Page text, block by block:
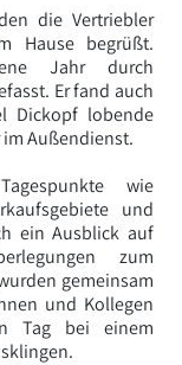
die Vertriebler
Hause begrüßt.
Jahr durch
Er fand auch
Dickopf lobende
Außendienst.
wie
und
ein Ausblick auf
zum
gemeinsam
und Kollegen
Tag bei einem